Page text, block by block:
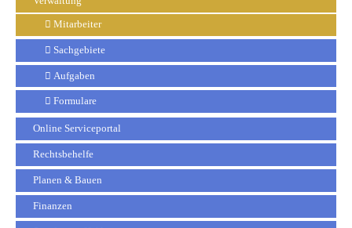
Mitarbeiter
Sachgebiete
Aufgaben
Formulare
Online Serviceportal
Rechtsbehelfe
Planen & Bauen
Finanzen